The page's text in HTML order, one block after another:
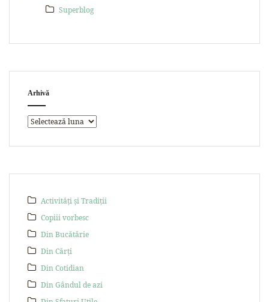
Superblog
Arhivă
Activități și Tradiții
Copiii vorbesc
Din Bucătărie
Din Cărți
Din Cotidian
Din Gândul de azi